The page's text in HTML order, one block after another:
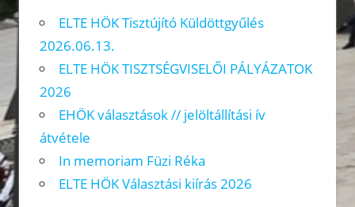
ELTE HÖK Tisztújító Küldöttgyűlés
2026.06.13.
ELTE HÖK TISZTSÉGVISELŐI PÁLYÁZATOK
2026
EHÖK választások // jelöltállítási ív
átvétele
In memoriam Füzi Réka
ELTE HÖK Választási kiírás 2026